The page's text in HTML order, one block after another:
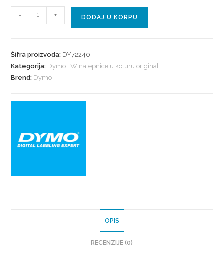
- + DODAJ U KORPU
Šifra proizvoda: DY72240
Kategorija: Dymo LW nalepnice u koturu original
Brend: Dymo
OPIS
RECENZIJE (0)